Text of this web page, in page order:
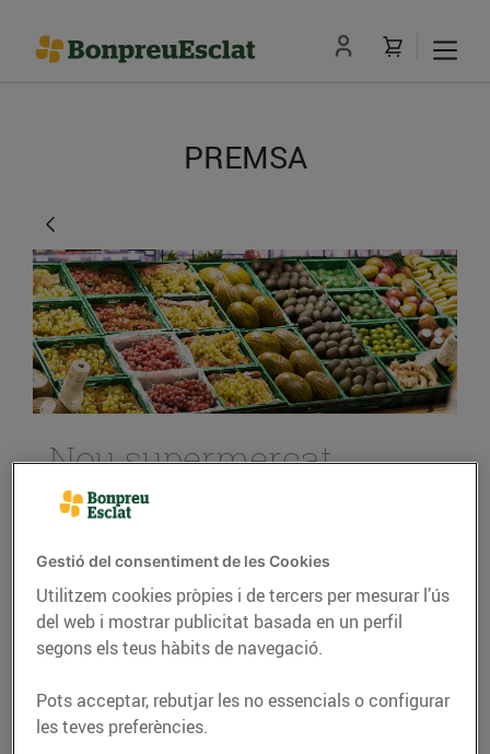
PREMSA
Nou supermercat
Bonpreu a l’antic
cinema Urgell de
Barcelona
29/de novembre/2019
L’establiment té una superfície de vendes
Amb l’obertura del supermercat s’han
Gestió del consentiment de les Cookies
Utilitzem cookies pròpies i de tercers per mesurar l’ús
del web i mostrar publicitat basada en un perfil
segons els teus hàbits de navegació.
Pots acceptar, rebutjar les no essencials o configurar
les teves preferències.